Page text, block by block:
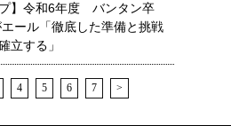
プ】令和6年度 バンタン卒
ール「徹底した準備と挑戦
立する」
4 5 6 7 >